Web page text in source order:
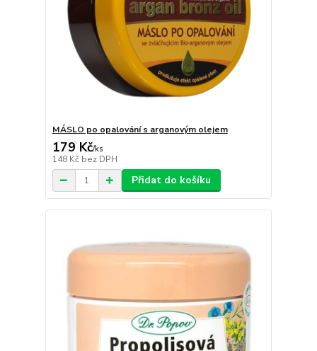
MÁSLO po opalování s arganovým olejem
179 Kč/ks
148 Kč bez DPH
Přidat do košíku